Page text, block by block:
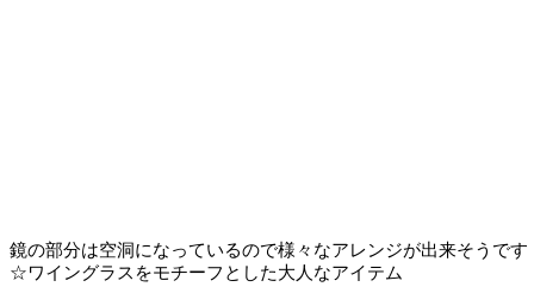
鏡の部分は空洞になっているので様々なアレンジが出来そうです
☆ワイングラスをモチーフとした大人なアイテム